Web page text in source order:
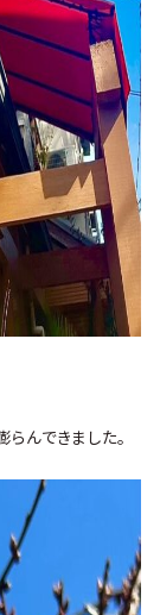
んできました。